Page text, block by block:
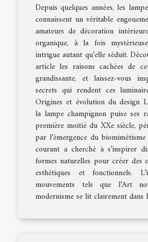
Depuis quelques années, les
connaissent un véritable
amateurs de décoration
organique, à la fois
intrigue autant qu’elle séduit.
article les raisons cachées de
grandissante, et laissez-vous
secrets qui rendent ces
Origines et évolution du design
la lampe champignon puise ses
première moitié du XXe siècle,
par l’émergence du
courant a cherché à s’inspirer
formes naturelles pour créer des
esthétiques et fonctionnels.
mouvements tels que l’Art
modernisme se lit clairement dans